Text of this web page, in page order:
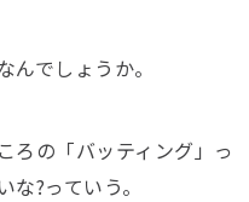
んでしょうか。
ろの「バッティング」っ
な?っていう。